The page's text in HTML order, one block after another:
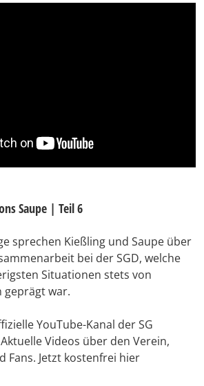
Saupe | Teil 6
sprechen Kießling und Saupe über
bei der SGD, welche
Situationen stets von
war.
YouTube-Kanal der SG
Videos über den Verein,
Fans. Jetzt kostenfrei hier